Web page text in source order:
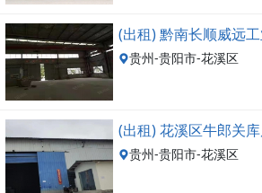
(出租) 黔南长顺威远
贵州-贵阳市-花溪区
(出租) 花溪区牛郎关库
贵州-贵阳市-花溪区